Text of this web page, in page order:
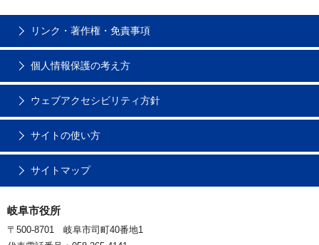
リンク・著作権・免責事項
個人情報保護の考え方
ウェブアクセシビリティ方針
サイトの使い方
サイトマップ
岐阜市役所
〒500-8701 岐阜市司町40番地1